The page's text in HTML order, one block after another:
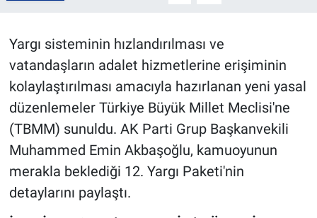
Yargı sisteminin hızlandırılması ve
vatandaşların adalet hizmetlerine erişiminin
kolaylaştırılması amacıyla hazırlanan yeni yasal
düzenlemeler Türkiye Büyük Millet Meclisi'ne
(TBMM) sunuldu. AK Parti Grup Başkanvekili
Muhammed Emin Akbaşoğlu, kamuoyunun
merakla beklediği 12. Yargı Paketi'nin
detaylarını paylaştı.